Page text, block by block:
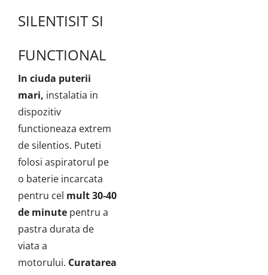
SILENTISIT SI
FUNCTIONAL
In ciuda puterii
mari, instalatia in
dispozitiv
functioneaza extrem
de silentios. Puteti
folosi aspiratorul pe
o baterie incarcata
pentru cel mult 30-40
de minute pentru a
pastra durata de
viata a
motorului. Curatarea